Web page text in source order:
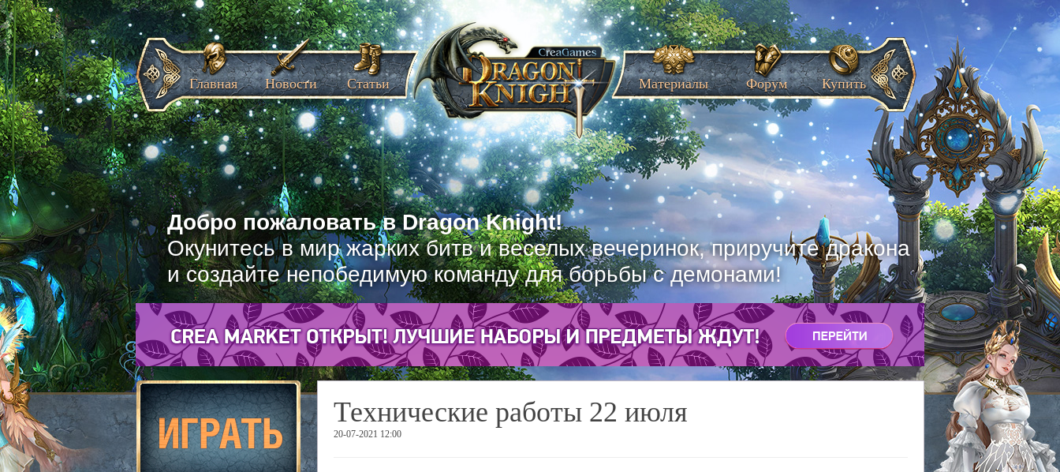
Добро пожаловать в Dragon Knight!
Окунитесь в мир жарких битв и веселых вечеринок, приручите дракона
и создайте непобедимую команду для борьбы с демонами!
Главная Новости Статьи Материалы Форум Купить
Технические работы 22 июля
20-07-2021 12:00